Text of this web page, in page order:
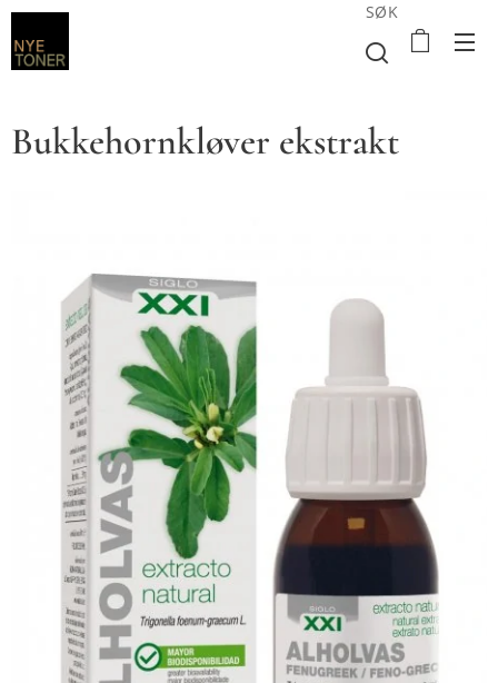
SØK
Bukkehornkløver ekstrakt